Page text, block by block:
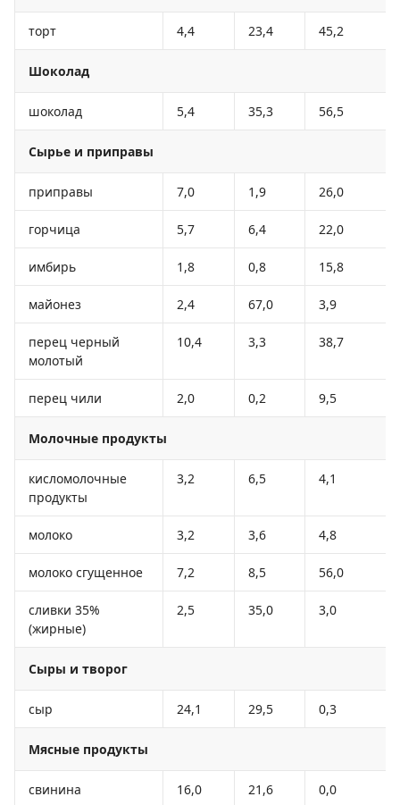
торт 4,4 23,4 45,2
Шоколад
шоколад 5,4 35,3 56,5
Сырье и приправы
приправы 7,0 1,9 26,0
горчица 5,7 6,4 22,0
имбирь 1,8 0,8 15,8
майонез 2,4 67,0 3,9
перец черный
молотый
10,4 3,3 38,7
перец чили 2,0 0,2 9,5
Молочные продукты
кисломолочные
продукты
3,2 6,5 4,1
молоко 3,2 3,6 4,8
молоко сгущенное 7,2 8,5 56,0
сливки 35%
(жирные)
2,5 35,0 3,0
Сыры и творог
сыр 24,1 29,5 0,3
Мясные продукты
свинина 16,0 21,6 0,0